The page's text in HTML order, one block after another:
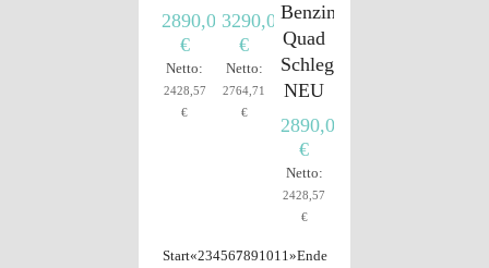
2890,00
€
Netto:
2428,57
€
3290,00
€
Netto:
2764,71
€
Benzin
Quad
Schlegelmulcher
NEU
2890,00
€
Netto:
2428,57
€
Start«234567891011»Ende